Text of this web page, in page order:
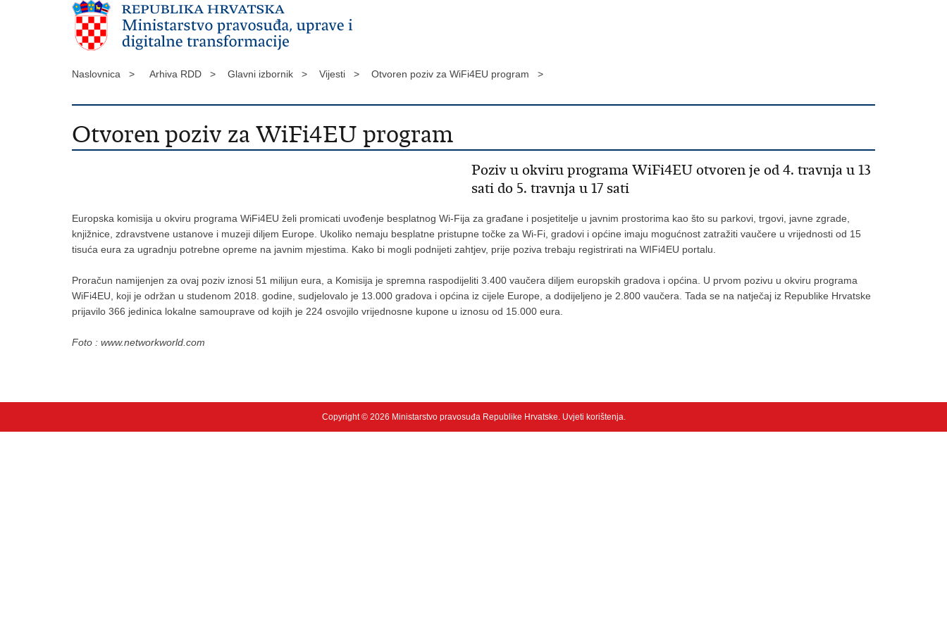
Naslovnica > Arhiva RDD > Glavni izbornik > Vijesti > Otvoren poziv za WiFi4EU program >
Otvoren poziv za WiFi4EU program
Poziv u okviru programa WiFi4EU otvoren je od 4. travnja u 13
sati do 5. travnja u 17 sati
Europska komisija u okviru programa WiFi4EU želi promicati uvođenje besplatnog Wi-Fija za građane i posjetitelje u javnim prostorima kao što su parkovi, trgovi, javne zgrade,
knjižnice, zdravstvene ustanove i muzeji diljem Europe. Ukoliko nemaju besplatne pristupne točke za Wi-Fi, gradovi i općine imaju mogućnost zatražiti vaučere u vrijednosti od 15
tisuća eura za ugradnju potrebne opreme na javnim mjestima. Kako bi mogli podnijeti zahtjev, prije poziva trebaju registrirati na WIFi4EU portalu.
Proračun namijenjen za ovaj poziv iznosi 51 milijun eura, a Komisija je spremna raspodijeliti 3.400 vaučera diljem europskih gradova i općina. U prvom pozivu u okviru programa
WiFi4EU, koji je održan u studenom 2018. godine, sudjelovalo je 13.000 gradova i općina iz cijele Europe, a dodijeljeno je 2.800 vaučera. Tada se na natječaj iz Republike Hrvatske
prijavilo 366 jedinica lokalne samouprave od kojih je 224 osvojilo vrijednosne kupone u iznosu od 15.000 eura.
Foto : www.networkworld.com
Copyright © 2026 Ministarstvo pravosuđa Republike Hrvatske. Uvjeti korištenja.